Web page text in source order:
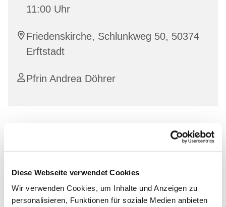
Diese Webseite verwendet Cookies
Wir verwenden Cookies, um Inhalte und Anzeigen zu
personalisieren, Funktionen für soziale Medien anbieten
11:00 Uhr
Friedenskirche, Schlunkweg 50, 50374
Erftstadt
Pfrin Andrea Döhrer